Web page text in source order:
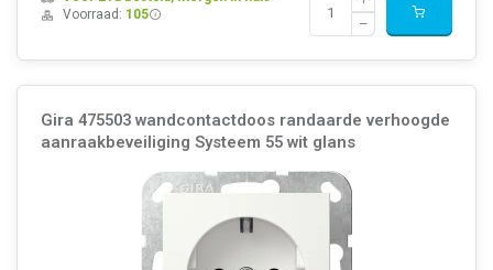
Voorraad: 105
Gira 475503 wandcontactdoos randaarde verhoogde
aanraakbeveiliging Systeem 55 wit glans